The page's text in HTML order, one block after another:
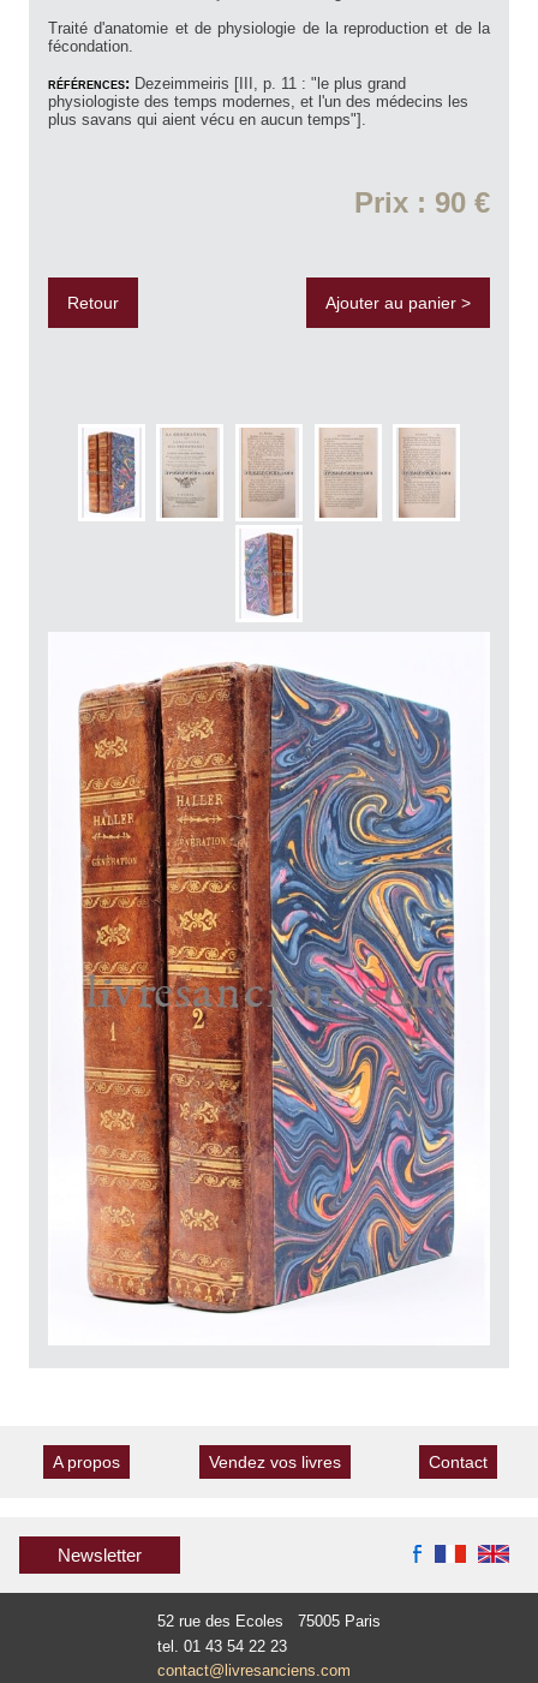
Traité d'anatomie et de physiologie de la reproduction et de la
fécondation.
références: Dezeimmeiris [III, p. 11 : "le plus grand
physiologiste des temps modernes, et l'un des médecins les
plus savans qui aient vécu en aucun temps"].
Prix : 90 €
Retour Ajouter au panier >
A propos Vendez vos livres Contact
Newsletter
52 rue des Ecoles 75005 Paris
tel. 01 43 54 22 23
contact@livresanciens.com